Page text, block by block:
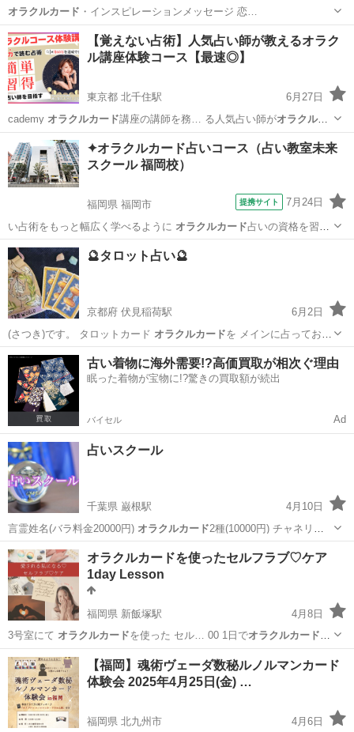
オラクルカード ・インスピレーションメッセージ 恋…
福岡 福岡市 占い スピリチュアル
【覚えない占術】人気占い師が教えるオラク
ル講座体験コース【最速◎】
東京都 北千住駅
6月27日
cademy オラクルカード講座の講師を務… る人気占い師がオラクルカ
ードの知識・リーデ… がお届けする"オラクルカード講座"では何か…
グを体験 ❷オラクルカード占いを体感 … をお届け ❹ オラクルカード
を引いてみよ...
東京 足立区 北千住駅 占い
✦オラクルカード占いコース（占い教室未来
スクール 福岡校）
福岡県 福岡市 提携サイト 7月24日
い占術をもっと幅広く学べるように オラクルカード占いの資格を習得
できるコースを開設…
福岡 福岡市
🔮タロット占い🔮
京都府 伏見稲荷駅
6月2日
(さつき)です。 タロットカード オラクルカードを メインに占っており
ます🔮 人…
京都 京都市 伏見稲荷駅 タロット タロット占い
古い着物に海外需要!?高価買取が相次ぐ理由
眠った着物が宝物に!?驚きの買取額が続出
バイセル Ad
占いスクール
千葉県 巌根駅
4月10日
言霊姓名(バラ料金20000円) オラクルカード2種(10000円) チャネリン
グ…
千葉 木更津市 巌根駅 占い 占い師
オラクルカードを使ったセルフラブ♡ケア
1day Lesson
福岡県 新飯塚駅
4月8日
3号室にて オラクルカード を使った セル… 00 1日でオラクルカードを
読めるように… ります❣️オラクルカードというとフワフ…
福岡 飯塚市 新飯塚駅 占い オラクルカード
【福岡】魂術ヴェーダ数秘ルノルマンカード
体験会 2025年4月25日(金) …
福岡県 北九州市
4月6日